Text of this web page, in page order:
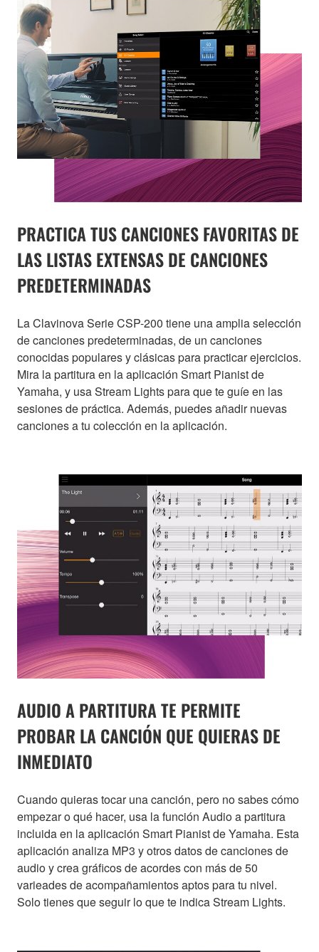
PRACTICA TUS CANCIONES FAVORITAS DE
LAS LISTAS EXTENSAS DE CANCIONES
PREDETERMINADAS
La Clavinova Serie CSP-200 tiene una amplia selección
de canciones predeterminadas, de un canciones
conocidas populares y clásicas para practicar ejercicios.
Mira la partitura en la aplicación Smart Pianist de
Yamaha, y usa Stream Lights para que te guíe en las
sesiones de práctica. Además, puedes añadir nuevas
canciones a tu colección en la aplicación.
AUDIO A PARTITURA TE PERMITE
PROBAR LA CANCIÓN QUE QUIERAS DE
INMEDIATO
Cuando quieras tocar una canción, pero no sabes cómo
empezar o qué hacer, usa la función Audio a partitura
incluida en la aplicación Smart Pianist de Yamaha. Esta
aplicación analiza MP3 y otros datos de canciones de
audio y crea gráficos de acordes con más de 50
varieades de acompañamientos aptos para tu nivel.
Solo tienes que seguir lo que te indica Stream Lights.